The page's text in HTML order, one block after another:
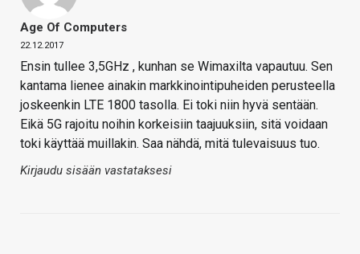
Age Of Computers
22.12.2017
Ensin tullee 3,5GHz , kunhan se Wimaxilta vapautuu. Sen
kantama lienee ainakin markkinointipuheiden perusteella
joskeenkin LTE 1800 tasolla. Ei toki niin hyvä sentään.
Eikä 5G rajoitu noihin korkeisiin taajuuksiin, sitä voidaan
toki käyttää muillakin. Saa nähdä, mitä tulevaisuus tuo.
Kirjaudu sisään vastataksesi